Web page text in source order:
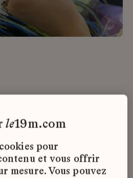
le19m.com
pour
et vous offrir
mesure. Vous pouvez